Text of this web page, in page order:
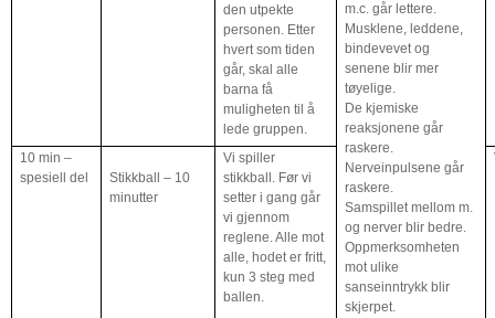
m.c. går lettere.
Musklene, leddene,
bindevevet og
senene blir mer
tøyelige.
De kjemiske
reaksjonene går
raskere.
Nerveinpulsene går
raskere.
Samspillet mellom m.
og nerver blir bedre.
Oppmerksomheten
mot ulike
sanseinntrykk blir
skjerpet.
den utpekte
personen. Etter
hvert som tiden
går, skal alle
barna få
muligheten til å
lede gruppen.
10 min –
spesiell del
Stikkball – 10
minutter
Vi spiller
stikkball. Før vi
setter i gang går
vi gjennom
reglene. Alle mot
alle, hodet er fritt,
kun 3 steg med
ballen.